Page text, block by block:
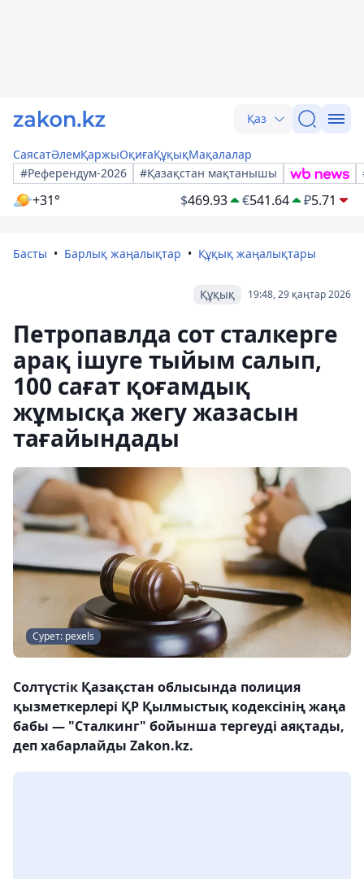
Қаз
СаясатӘлемҚаржыОқиғаҚұқықМақалалар
#Референдум-2026
#Қазақстан мақтанышы
+31° $469.93 €541.64 ₽5.71
Басты Барлық жаңалықтар Құқық жаңалықтары
19:48, 29 қаңтар 2026
Құқық
Петропавлда сот сталкерге
арақ ішуге тыйым салып,
100 сағат қоғамдық
жұмысқа жегу жазасын
тағайындады
Сурет: pexels
Солтүстік Қазақстан облысында полиция
қызметкерлері ҚР Қылмыстық кодексінің жаңа
бабы — "Сталкинг" бойынша тергеуді аяқтады,
деп хабарлайды Zakon.kz.